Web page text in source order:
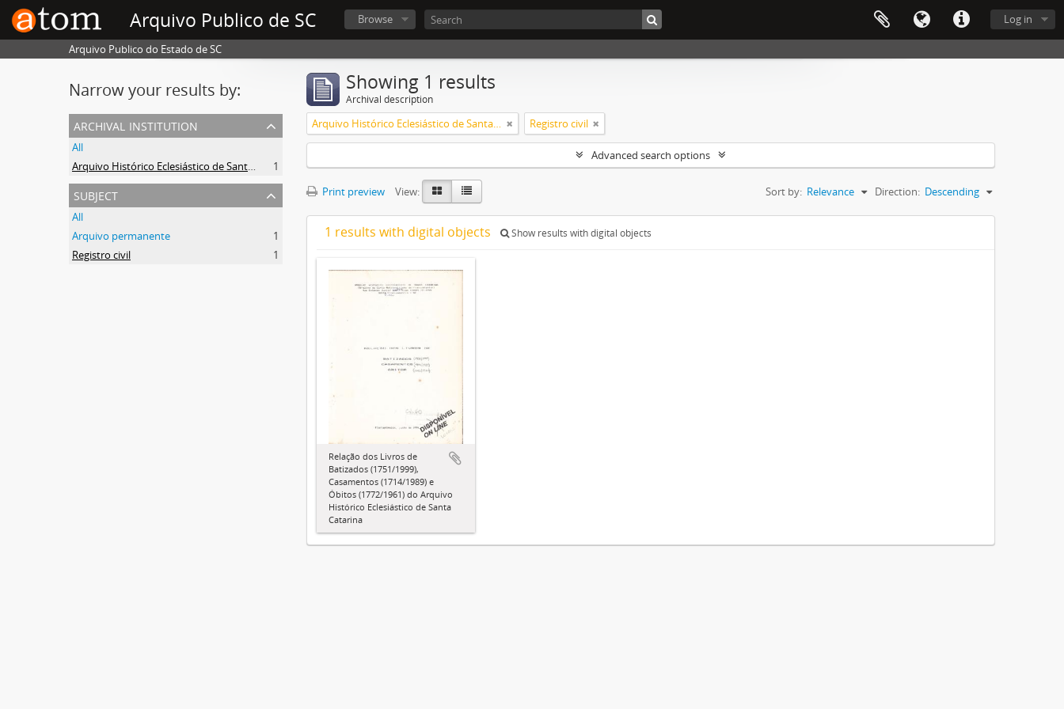
Arquivo Publico de SC Log in
Browse
Arquivo Publico do Estado de SC
Narrow your results by:
archival institution
All
Arquivo Histórico Eclesiástico de Santa Catarina
1
subject
All
Arquivo permanente
1
Registro civil
1
Showing 1 results
Archival description
Arquivo Histórico Eclesiástico de Santa Catarina Registro civil
Advanced search options
Print preview View: Sort by: Relevance Direction: Descending
1 results with digital objects Show results with digital objects
Relação dos Livros de
Batizados (1751/1999),
Casamentos (1714/1989) e
Óbitos (1772/1961) do Arquivo
Histórico Eclesiástico de Santa
Catarina